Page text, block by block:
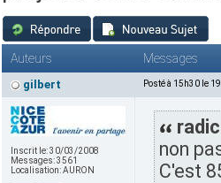
Auteurs Messages
gilbert Posté à 15h30 le
Inscrit le:30/03/2008
Messages:3561
Localisation:AURON
non
C'est